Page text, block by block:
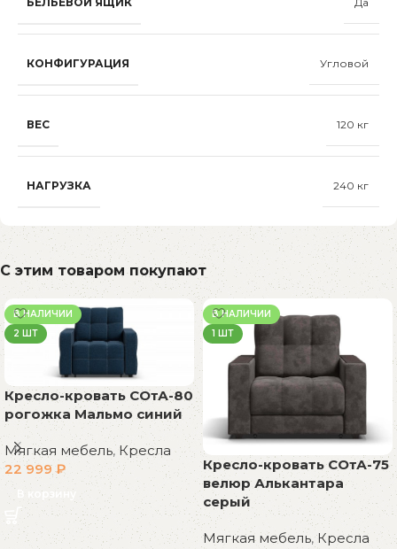
КОНФИГУРАЦИЯ Угловой
ВЕС 120 кг
НАГРУЗКА 240 кг
С этим товаром покупают
В НАЛИЧИИ
2 ШТ
Кресло-кровать СОтА-80
рогожка Мальмо синий
Мягкая мебель, Кресла
22 999₽
В корзину
В НАЛИЧИИ
1 ШТ
Кресло-кровать СОтА-75
велюр Алькантара
серый
Мягкая мебель,Кресла